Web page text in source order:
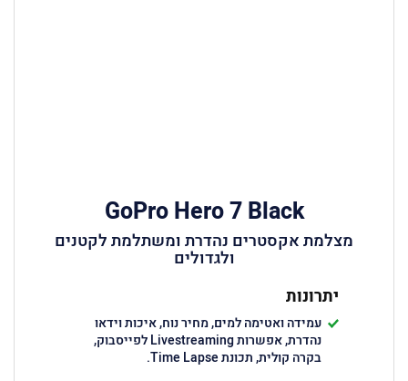
GoPro Hero 7 Black
מצלמת אקסטרים נהדרת ומשתלמת לקטנים
ולגדולים
יתרונות
עמידה ואטימה למים, מחיר נוח, איכות וידאו
נהדרת, אפשרות Livestreaming לפייסבוק,
בקרה קולית, תכונת Time Lapse.